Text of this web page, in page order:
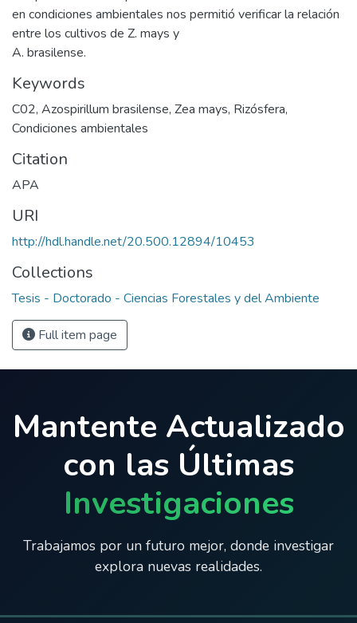
en condiciones ambientales nos permitió verificar la relación
entre los cultivos de Z. mays y
A. brasilense.
Keywords
C02, Azospirillum brasilense, Zea mays, Rizósfera,
Condiciones ambientales
Citation
APA
URI
http://hdl.handle.net/20.500.12894/10453
Collections
Tesis - Doctorado - Ciencias Forestales y del Ambiente
Full item page
Mantente Actualizado
con las Últimas
Investigaciones
Trabajamos por un futuro mejor, donde investigar
explora nuevas realidades.